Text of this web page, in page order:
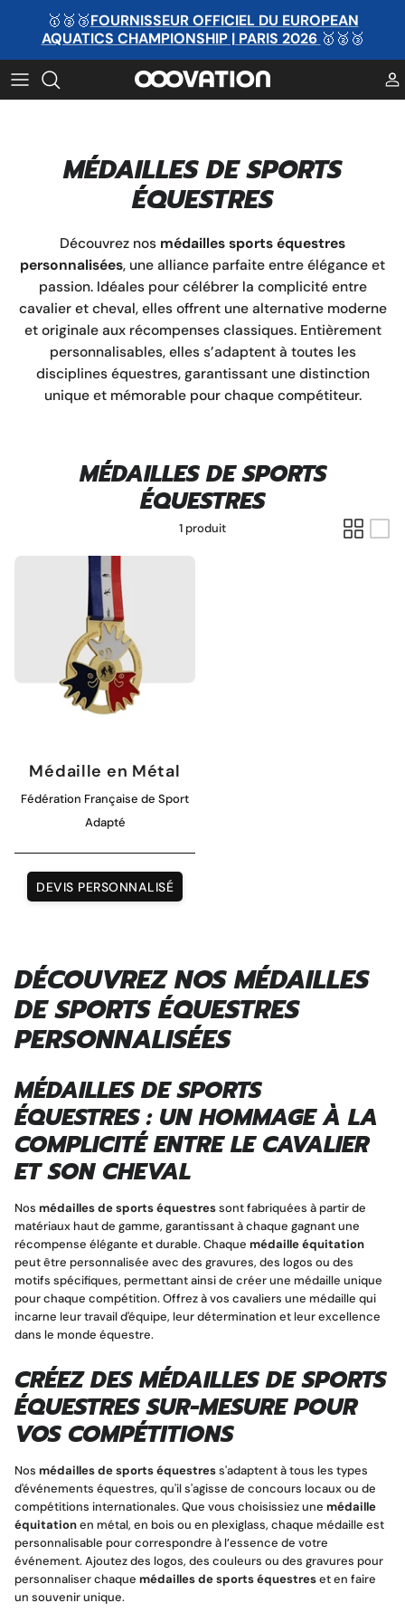
contenu
🥇🥈🥉FOURNISSEUR OFFICIEL DU EUROPEAN
AQUATICS CHAMPIONSHIP | PARIS 2026 🥇🥈🥉
MÉDAILLE PAR MATIÈRE
MÉDAILLE PAR SPORT
MÉDAILLE PAR SPORT
MÉDAILLE PAR SPORT
TROPHÉE PAR MATIÈRE
TROPHÉE PAR SPORT
TROPHÉE PAR SPORT
Ruban personnalisé
Pins personnalisé
Porte clé à graver
MÉDAILLES DE SPORTS
ÉQUESTRES
Découvrez nos médailles sports équestres
personnalisées, une alliance parfaite entre élégance et
passion. Idéales pour célébrer la complicité entre
cavalier et cheval, elles offrent une alternative moderne
et originale aux récompenses classiques. Entièrement
personnalisables, elles s’adaptent à toutes les
disciplines équestres, garantissant une distinction
unique et mémorable pour chaque compétiteur.
MÉDAILLES DE SPORTS
ÉQUESTRES
1 produit
Médaille en Métal
Fédération Française de Sport
Adapté
DEVIS PERSONNALISÉ
DÉCOUVREZ NOS MÉDAILLES
DE SPORTS ÉQUESTRES
PERSONNALISÉES
MÉDAILLES DE SPORTS
ÉQUESTRES: UN HOMMAGE À LA
COMPLICITÉ ENTRE LE CAVALIER
ET SON CHEVAL
Nos médailles de sports équestressont fabriquées à partir de
matériaux haut de gamme, garantissant à chaque gagnant une
récompense élégante et durable. Chaque médaille équitation
peut être personnalisée avec des gravures, des logos ou des
motifs spécifiques, permettant ainsi de créer une médaille unique
pour chaque compétition. Offrez à vos cavaliers une médaille qui
incarne leur travail d'équipe, leur détermination et leur excellence
dans le monde équestre.
CRÉEZ DESMÉDAILLES DE SPORTS
ÉQUESTRESSUR-MESURE POUR
VOS COMPÉTITIONS
Nos médailles de sports équestress'adaptent à tous les types
d'événements équestres, qu'il s'agisse de concours locaux ou de
compétitions internationales. Que vous choisissiez une médaille
équitationen métal, en bois ou en plexiglass, chaque médaille est
personnalisable pour correspondre à l’essence de votre
événement. Ajoutez des logos, des couleurs ou des gravures pour
personnaliser chaque médailles de sports équestreset en faire
un souvenir unique.